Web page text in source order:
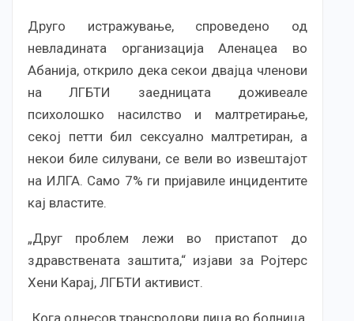
Друго истражување, спроведено од
невладината организација Аленацеа во
Абанија, открило дека секои двајца членови
на ЛГБТИ заедницата доживеале
психолошко насилство и малтретирање,
секој петти бил сексуално малтретиран, а
некои биле силувани, се вели во извештајот
на ИЛГА. Само 7% ги пријавиле инцидентите
кај властите.
„Друг проблем лежи во пристапот до
здравствената заштита,“ изјави за Ројтерс
Хени Карај, ЛГБТИ активист.